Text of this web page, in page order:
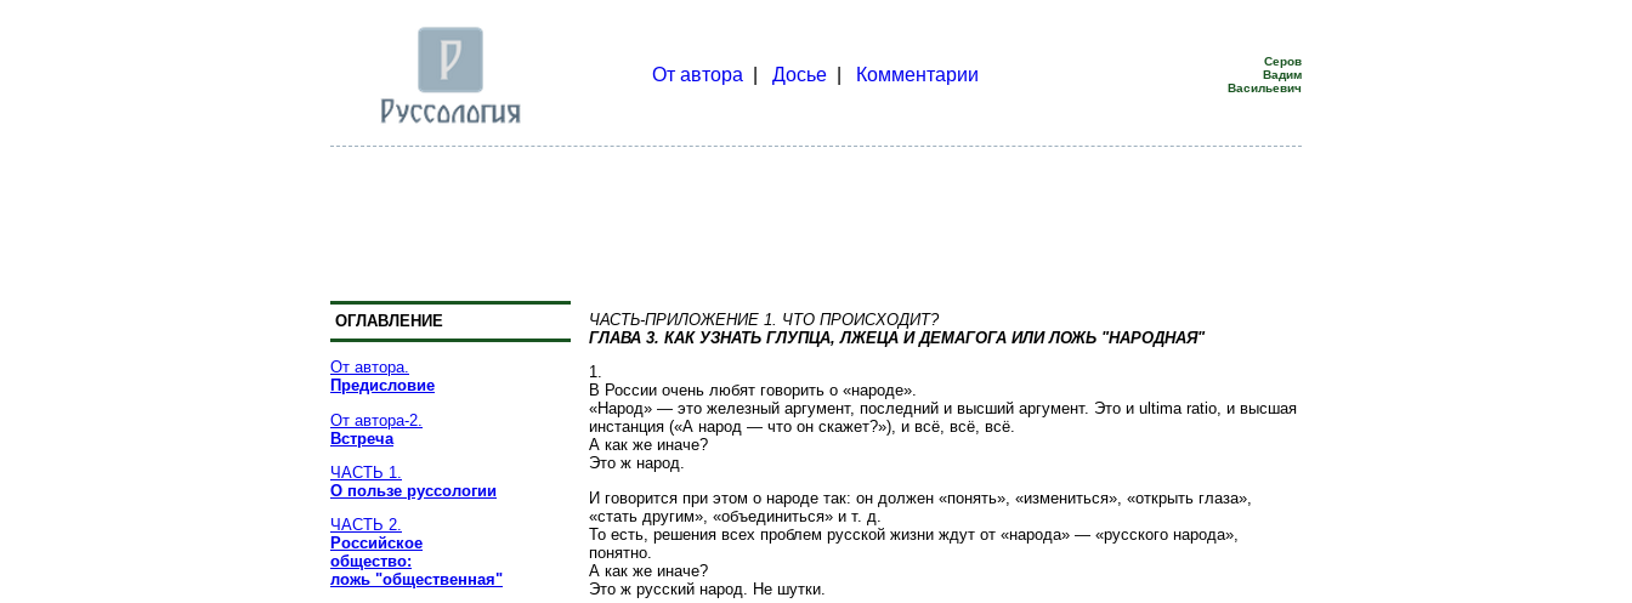
От автора Досье| Комментарии
Серов
Вадим
Васильевич
ОГЛАВЛЕНИЕ
От автора.
Предисловие
От автора-2.
Встреча
ЧАСТЬ 1.
О пользе руссологии
ЧАСТЬ 2.
Российское
общество:
ложь "общественная"
ЧАСТЬ-ПРИЛОЖЕНИЕ 1. ЧТО ПРОИСХОДИТ?
ГЛАВА 3. КАК УЗНАТЬ ГЛУПЦА, ЛЖЕЦА И ДЕМАГОГА ИЛИ ЛОЖЬ "НАРОДНАЯ"
1.
В России очень любят говорить о «народе».
«Народ» — это железный аргумент, последний и высший аргумент. Это и ultima ratio, и высшая
инстанция («А народ — что он скажет?»), и всё, всё, всё.
А как же иначе?
Это ж народ.
И говорится при этом о народе так: он должен «понять», «измениться», «открыть глаза»,
«стать другим», «объединиться» и т. д.
То есть, решения всех проблем русской жизни ждут от «народа» — «русского народа»,
понятно.
А как же иначе?
Это ж русский народ. Не шутки.